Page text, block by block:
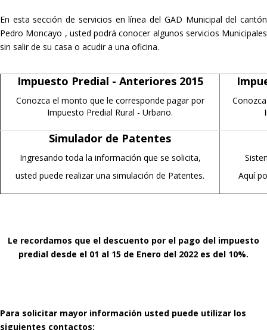
En esta sección de servicios en línea del GAD Municipal del cantón
Pedro Moncayo , usted podrá conocer algunos servicios Municipales
sin salir de su casa o acudir a una oficina.
Impuesto Predial - Anteriores 2015
Conozca el monto que le corresponde pagar por
Impuesto Predial Rural - Urbano.
Simulador de Patentes
Ingresando toda la información que se solicita,
usted puede realizar una simulación de Patentes.
Aquí
Le recordamos que el descuento por el pago del impuesto
predial desde el 01 al 15 de Enero del 2022 es del 10%.
Para solicitar mayor información usted puede utilizar los
siguientes contactos: